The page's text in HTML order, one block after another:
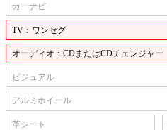
カーナビ
TV：ワンセグ
オーディオ：CDまたはCDチェンジャー
ビジュアル
アルミホイール
革シート